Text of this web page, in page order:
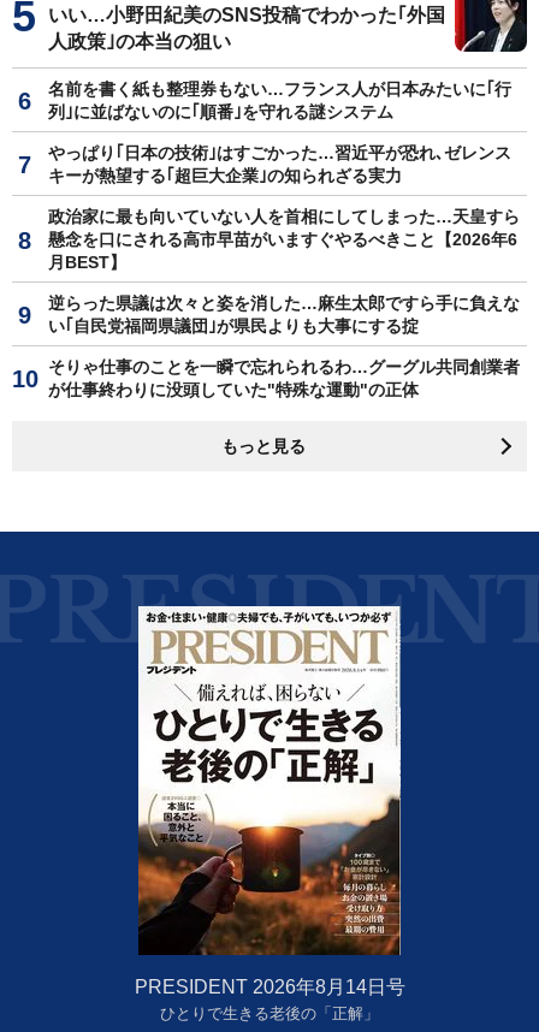
いい…小野田紀美のSNS投稿でわかった｢外国
人政策｣の本当の狙い
名前を書く紙も整理券もない…フランス人が日本みたいに｢行
列｣に並ばないのに｢順番｣を守れる謎システム
やっぱり｢日本の技術｣はすごかった…習近平が恐れ､ゼレンス
キーが熱望する｢超巨大企業｣の知られざる実力
政治家に最も向いていない人を首相にしてしまった…天皇すら
懸念を口にされる高市早苗がいますぐやるべきこと【2026年6
月BEST】
逆らった県議は次々と姿を消した…麻生太郎ですら手に負えな
い｢自民党福岡県議団｣が県民よりも大事にする掟
そりゃ仕事のことを一瞬で忘れられるわ…グーグル共同創業者
が仕事終わりに没頭していた"特殊な運動"の正体
もっと見る
PRESIDENT 2026年8月14日号
ひとりで生きる老後の「正解」